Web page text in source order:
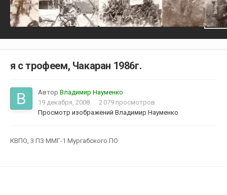
я с трофеем, Чакаран 1986г.
Автор Владимир Науменко
19 декабря, 2008
2 079 просмотров
Просмотр изображений Владимир Науменко
КВПО, 3 ПЗ ММГ-1 Мургабского ПО